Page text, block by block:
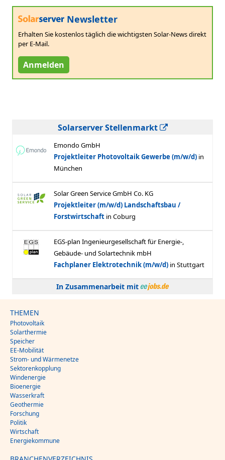
Newsletter
Erhalten Sie kostenlos täglich die wichtigsten Solar-News direkt
per E-Mail.
Anmelden
Solarserver Stellenmarkt
In Zusammenarbeit mit
THEMEN
Photovoltaik
Solarthermie
Speicher
EE-Mobilität
Strom- und Wärmenetze
Sektorenkopplung
Windenergie
Bioenergie
Wasserkraft
Geothermie
Forschung
Politik
Wirtschaft
Energiekommune